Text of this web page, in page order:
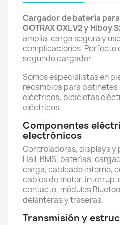
Cargador de batería
GOTRAX GXL V2 y Hiboy
amplia, carga segura y
complicaciones. Perfecto
segundo cargador.
Somos especialistas en
recambios para
eléctricos, bicicletas
eléctricos.
Componentes
electrónicos
Controladoras, displays y
Hall, BMS, baterías,
carga, cableado interno,
cables de motor,
contacto, módulos
delanteras y traseras.
Transmisión y